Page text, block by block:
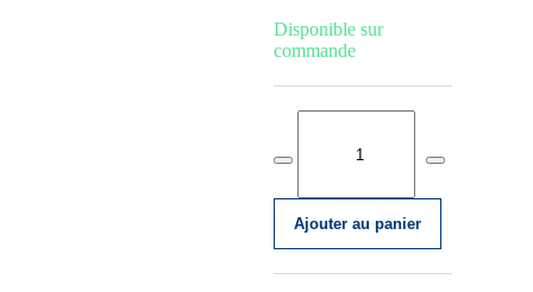
Disponible sur
commande
Decrease
de
arrière
signal
BLS-
137Increase
Ajouter au panier